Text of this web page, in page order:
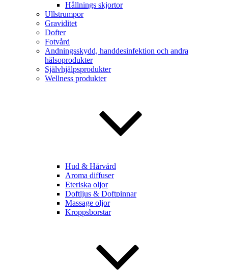
Hållnings skjortor
Ullstrumpor
Graviditet
Dofter
Fotvård
Andningsskydd, handdesinfektion och andra
hälsoprodukter
Självhjälpsprodukter
Wellness produkter
Hud & Hårvård
Aroma diffuser
Eteriska oljor
Doftljus & Doftpinnar
Massage oljor
Kroppsborstar